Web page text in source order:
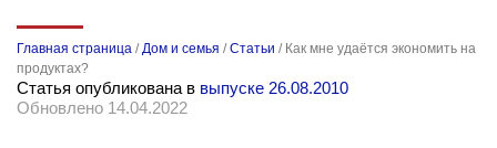
Главная страница /Дом и семья /Статьи / Как мне удаётся экономить на
продуктах?
Статья опубликована в выпуске 26.08.2010
Обновлено 14.04.2022